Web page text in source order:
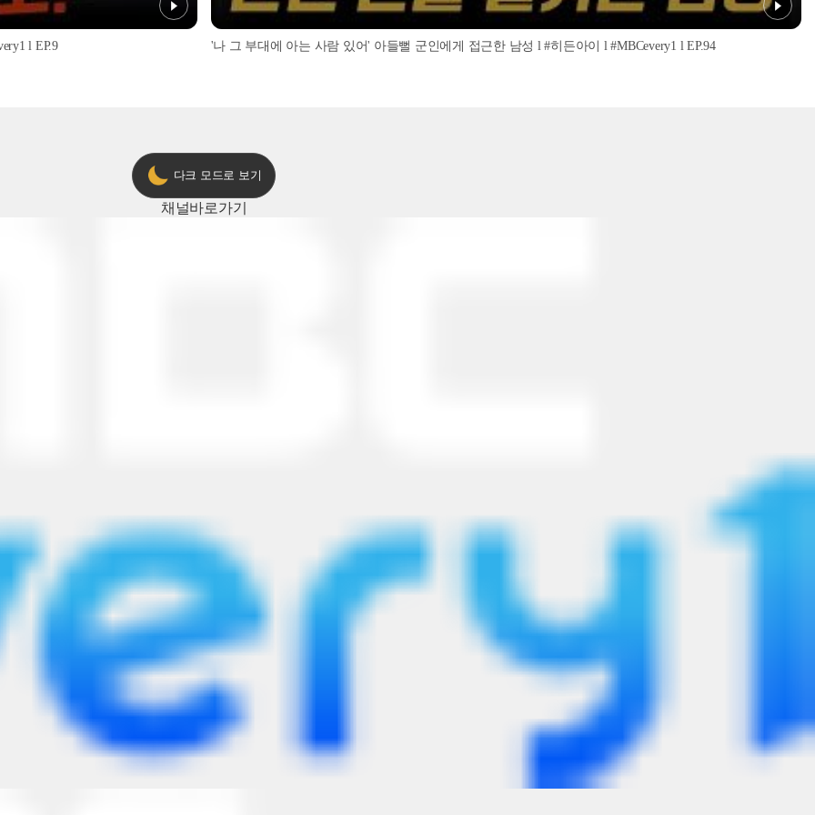
l EP.9 '나 그 부대에 아는 사람 있어' 아들뻘 군인에게 접근한 남성 l #히든아이 l #MBCevery1 l EP.94
다크 모드로 보기
채널바로가기